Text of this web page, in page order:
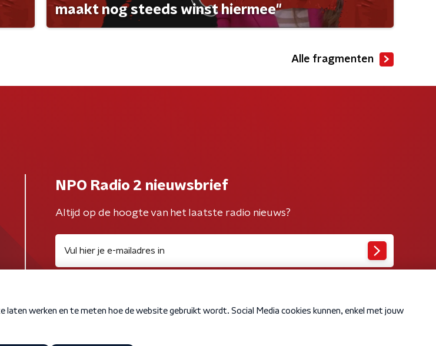
maakt nog steeds winst hiermee"
Alle fragmenten
NPO Radio 2 nieuwsbrief
Altijd op de hoogte van het laatste radio nieuws?